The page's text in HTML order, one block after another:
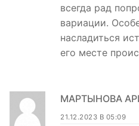
всегда рад
вариации.
насладиться
его месте
МАРТЫНОВА
21.12.2023 В 05:09